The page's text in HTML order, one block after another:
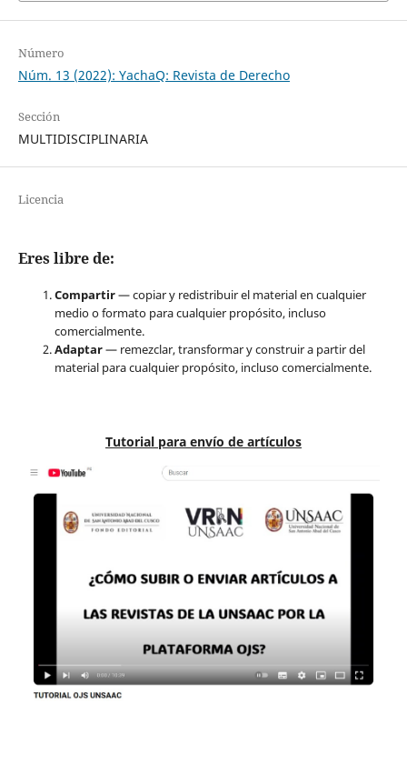
Número
Núm. 13 (2022): YachaQ: Revista de Derecho
Sección
MULTIDISCIPLINARIA
Licencia
Eres libre de:
Compartir— copiar y redistribuir el material en cualquier
medio o formato para cualquier propósito, incluso
comercialmente.
Adaptar— remezclar, transformar y construir a partir del
material para cualquier propósito, incluso comercialmente.
Tutorial para envío de artículos